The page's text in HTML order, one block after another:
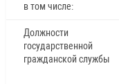
в том числе:
Должности
государственной
гражданской службы